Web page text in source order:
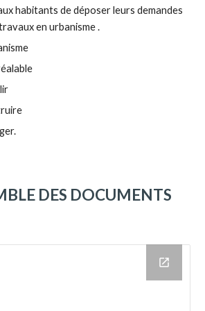
habitants de déposer leurs demandes
en urbanisme .
DES DOCUMENTS